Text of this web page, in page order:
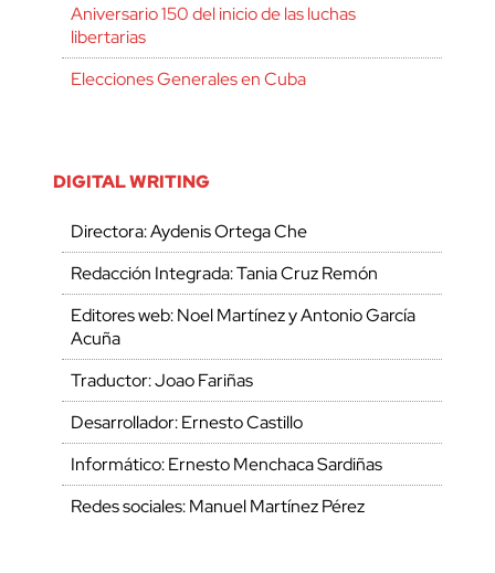
Aniversario 150 del inicio de las luchas
libertarias
Elecciones Generales en Cuba
DIGITAL WRITING
Directora: Aydenis Ortega Che
Redacción Integrada: Tania Cruz Remón
Editores web: Noel Martínez y Antonio García
Acuña
Traductor: Joao Fariñas
Desarrollador: Ernesto Castillo
Informático: Ernesto Menchaca Sardiñas
Redes sociales: Manuel Martínez Pérez